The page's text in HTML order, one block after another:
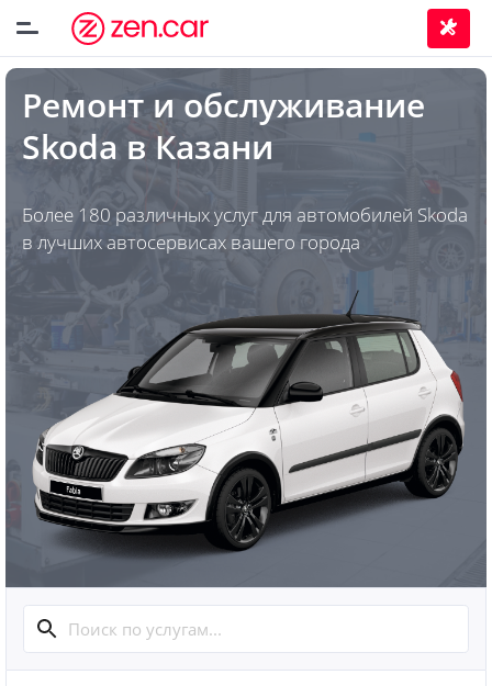
Ремонт и обслуживание
Skoda в Казани
Более 180 различных услуг для автомобилей Skoda
в лучших автосервисах вашего города